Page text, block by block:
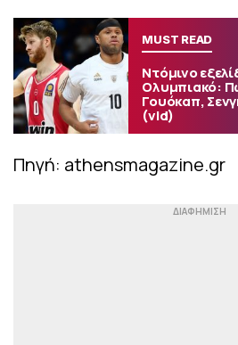
MUST READ
Ντόμινο
Ολυμπιακό:
Γουόκαπ,
(vid)
Πηγή: athensmagazine.gr